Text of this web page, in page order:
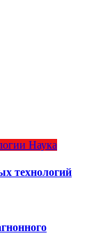
Наука
технологий